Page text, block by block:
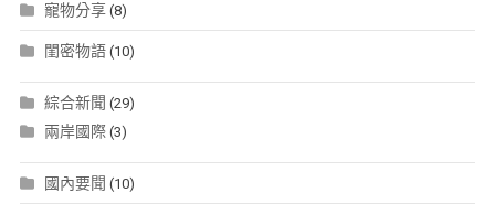
寵物分享(8)
閨密物語(10)
綜合新聞 (29)
兩岸國際(3)
國內要聞 (10)